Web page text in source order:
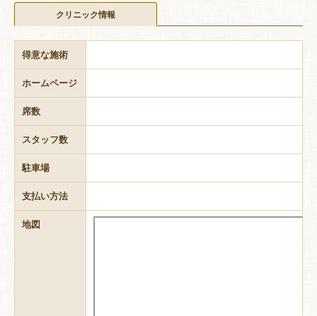
クリニック情報
得意な施術
ホームページ
席数
スタッフ数
駐車場
支払い方法
地図